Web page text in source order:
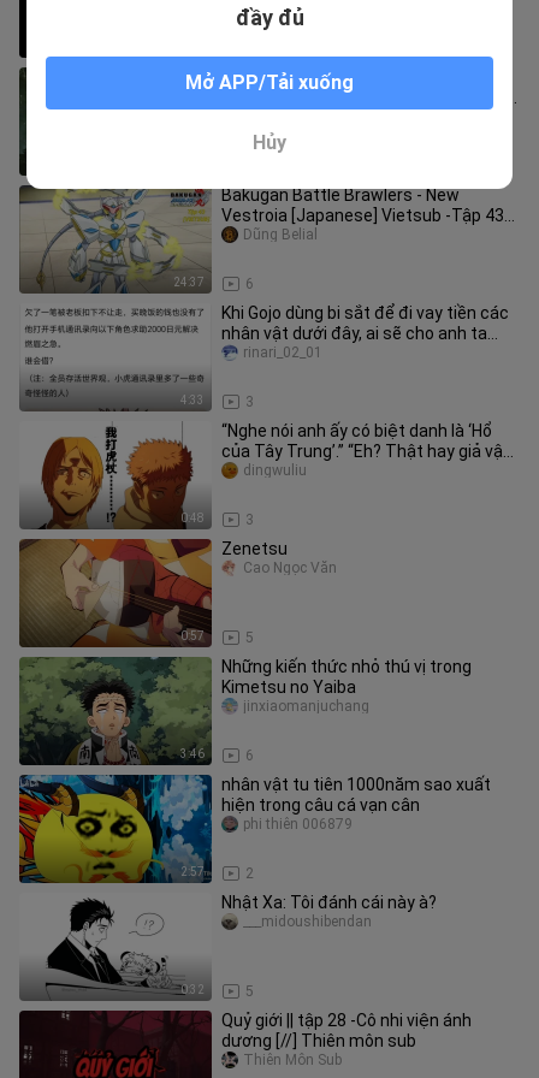
Đoạn quay một cú máy dài này đã
thỏa mãn mọi mộng tưởng của tôi về
24:37
Bakugan Battle Brawlers - New
Vestroia [Japanese] Vietsub -Tập 43
Chiến Binh Bakugan SS2
6
Dũng Belial
4:33
Khi Gojo dùng bi sắt để đi vay tiền các
nhân vật dưới đây, ai sẽ cho anh ta
mượn tiền?
3
rinari_02_01
0:48
“Nghe nói anh ấy có biệt danh là ‘Hổ
của Tây Trung’.” “Eh? Thật hay giả vậy?
Nghe cứ sến súa quá nhỉ
3
dingwuliu
0:57
Zenetsu
5
Cao Ngọc Văn
3:46
Những kiến thức nhỏ thú vị trong
Kimetsu no Yaiba
6
jinxiaomanjuchang
2:57
nhân vật tu tiên 1000năm sao xuất
hiện trong câu cá vạn cân
2
phi thiên 006879
0:32
Nhật Xa: Tôi đánh cái này à?
5
___midoushibendan
Quỷ giới || tập 28 -Cô nhi viện ánh
dương [//] Thiên môn sub
Thiên Môn Sub
đầy đủ
Mở APP/Tải xuống
Hủy